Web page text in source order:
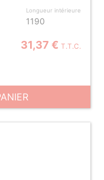
Longueur intérieure
1190
31,37 € T.T.C.